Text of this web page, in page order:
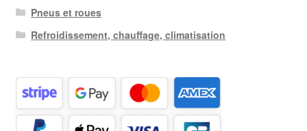
Pneus et roues
Refroidissement, chauffage, climatisation